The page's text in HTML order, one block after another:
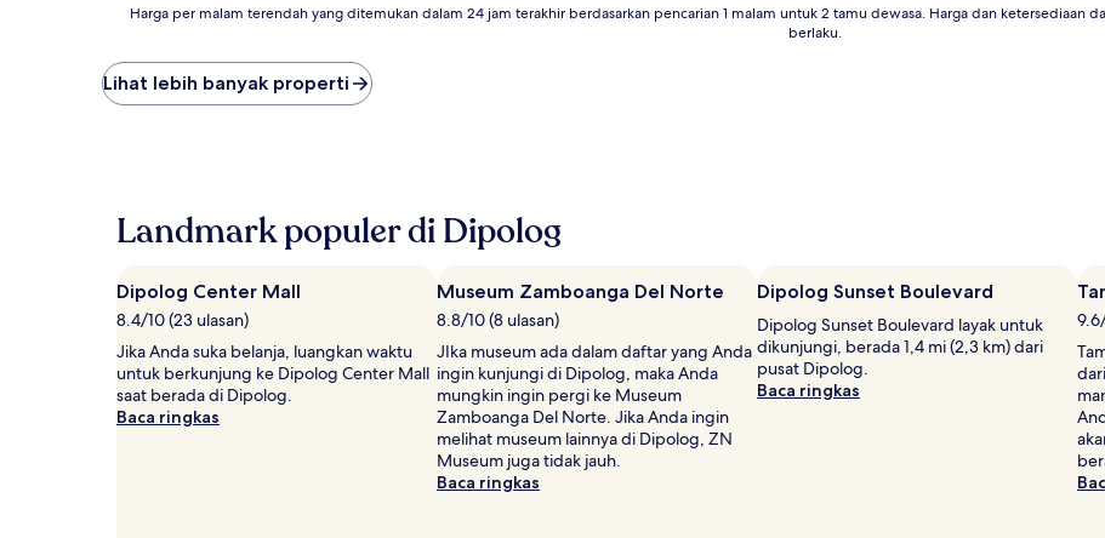
Harga
malam
terendah
yang
berdasarkan
malam
untuk
tamu
dewasa.
Harga
dan
Harga per malam terendah yang ditemukan dalam 24 jam terakhir berdasarkan pencarian 1 malam untuk 2 tamu dewasa. Harga dan
berlaku.
Lihat lebih banyak properti
Landmark populer di Dipolog
Dipolog Center Mall
8.4/10 (23 ulasan)
Jika Anda suka belanja, luangkan waktu
untuk berkunjung ke Dipolog Center Mall
saat berada di Dipolog.
Baca ringkas
Museum Zamboanga Del Norte
8.8/10 (8 ulasan)
JIka museum ada dalam daftar yang Anda
ingin kunjungi di Dipolog, maka Anda
mungkin ingin pergi ke Museum
Zamboanga Del Norte. Jika Anda ingin
melihat museum lainnya di Dipolog, ZN
Museum juga tidak jauh.
Baca ringkas
Dipolog Sunset Boulevard
Dipolog Sunset Boulevard layak untuk
dikunjungi, berada 1,4 mi (2,3 km) dari
pusat Dipolog.
Baca ringkas